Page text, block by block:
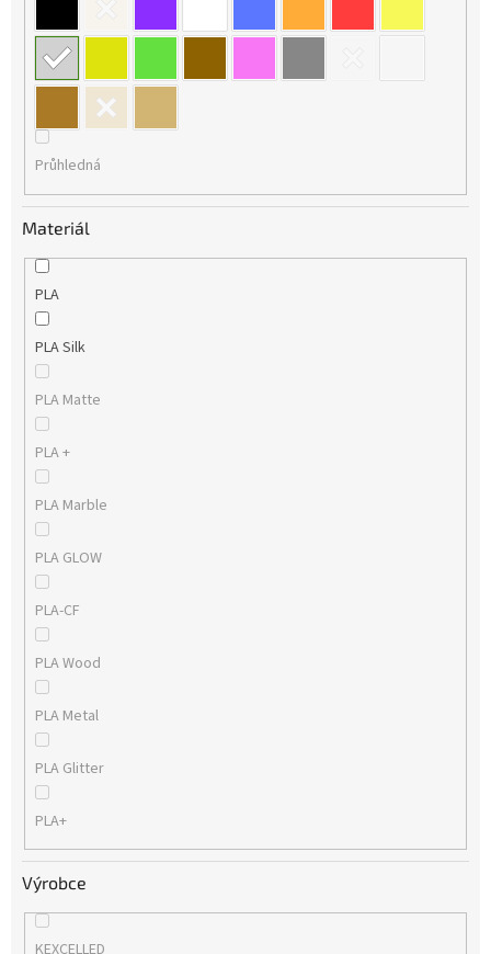
Průhledná
Materiál
PLA
PLA Silk
PLA Matte
PLA +
PLA Marble
PLA GLOW
PLA-CF
PLA Wood
PLA Metal
PLA Glitter
PLA+
Výrobce